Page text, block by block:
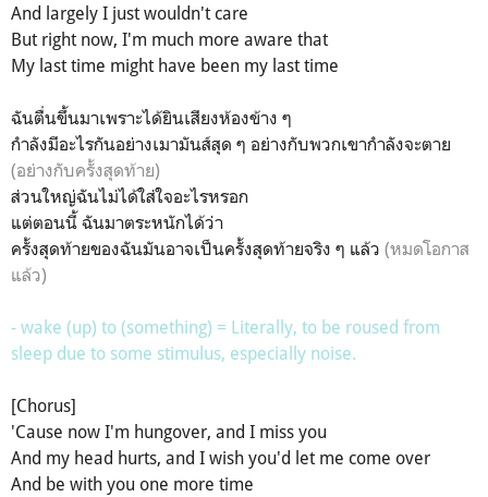
And largely I just wouldn't care
But right now, I'm much more aware that
My last time might have been my last time
ฉันตื่นขึ้นมาเพราะได้ยินเสียงห้องข้าง ๆ
กำลังมีอะไรกันอย่างเมามันส์สุด ๆ อย่างกับพวกเขากำลังจะตาย
(อย่างกับครั้งสุดท้าย)
ส่วนใหญ่ฉันไม่ได้ใส่ใจอะไรหรอก
แต่ตอนนี้ ฉันมาตระหนักได้ว่า
ครั้งสุดท้ายของฉันมันอาจเป็นครั้งสุดท้ายจริง ๆ แล้ว (หมดโอกาส
แล้ว)
- wake (up) to (something) = Literally, to be roused from
sleep due to some stimulus, especially noise.
[Chorus]
'Cause now I'm hungover, and I miss you
And my head hurts, and I wish you'd let me come over
And be with you one more time